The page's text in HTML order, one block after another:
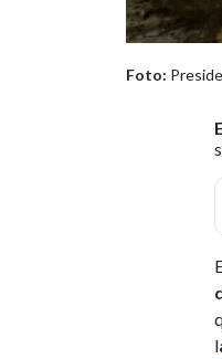
Foto:
l